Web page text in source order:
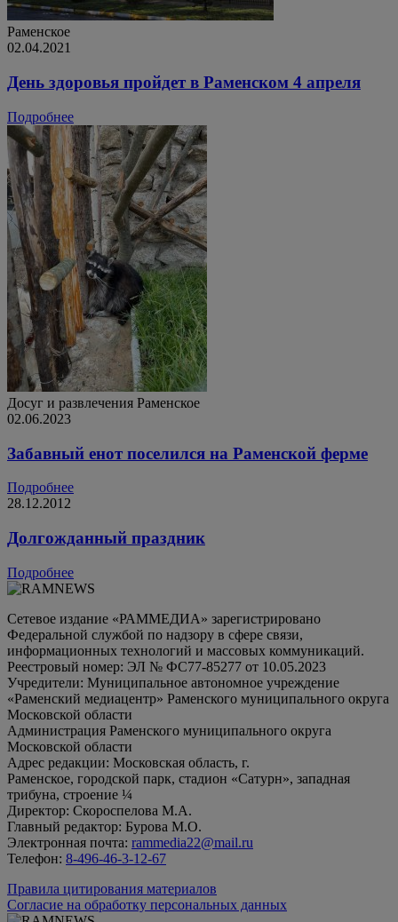
Раменское
02.04.2021
День здоровья пройдет в Раменском 4 апреля
Подробнее
Досуг и развлечения Раменское
02.06.2023
Забавный енот поселился на Раменской ферме
Подробнее
28.12.2012
Долгожданный праздник
Подробнее
Сетевое издание «РАММЕДИА» зарегистрировано
Федеральной службой по надзору в сфере связи,
информационных технологий и массовых коммуникаций.
Реестровый номер: ЭЛ № ФС77-85277 от 10.05.2023
Учредители: Муниципальное автономное учреждение
«Раменский медиацентр» Раменского муниципального округа
Московской области
Администрация Раменского муниципального округа
Московской области
Адрес редакции: Московская область, г.
Раменское, городской парк, стадион «Сатурн», западная
трибуна, строение ¼
Директор: Скороспелова М.А.
Главный редактор: Бурова М.О.
Электронная почта: rammedia22@mail.ru
Телефон: 8-496-46-3-12-67
Правила цитирования материалов
Согласие на обработку персональных данных